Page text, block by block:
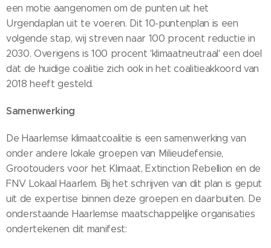
een motie aangenomen om de punten uit het
Urgendaplan uit te voeren. Dit 10-puntenplan is een
volgende stap, wij streven naar 100 procent reductie in
2030. Overigens is 100 procent 'klimaatneutraal' een doel
dat de huidige coalitie zich ook in het coalitieakkoord van
2018 heeft gesteld.
Samenwerking
De Haarlemse klimaatcoalitie is een samenwerking van
onder andere lokale groepen van Milieudefensie,
Grootouders voor het Klimaat, Extinction Rebellion en de
FNV Lokaal Haarlem. Bij het schrijven van dit plan is geput
uit de expertise binnen deze groepen en daarbuiten. De
onderstaande Haarlemse maatschappelijke organisaties
ondertekenen dit manifest: